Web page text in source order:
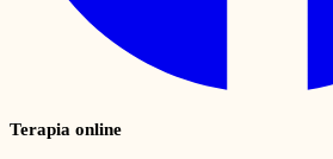
Terapia online